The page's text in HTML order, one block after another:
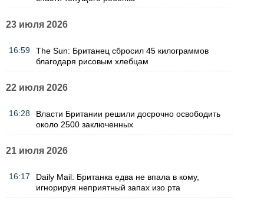
23 июля 2026
16:59
The Sun: Британец сбросил 45 килограммов
благодаря рисовым хлебцам
22 июля 2026
16:28
Власти Британии решили досрочно освободить
около 2500 заключенных
21 июля 2026
16:17
Daily Mail: Британка едва не впала в кому,
игнорируя неприятный запах изо рта